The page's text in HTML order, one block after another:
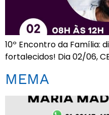
10º Encontro da Família:
fortalecidos! Dia 02/06,
MEMA